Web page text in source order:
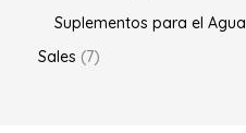
Suplementos para el Agua
Sales
7